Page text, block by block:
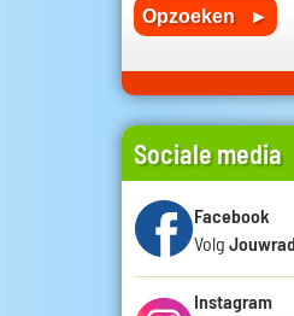
Sociale media
Facebook
Volg
Instagram